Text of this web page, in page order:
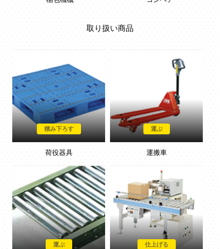
取り扱い商品
積み下ろす
荷役器具
運ぶ
運搬車
運ぶ 仕上げる